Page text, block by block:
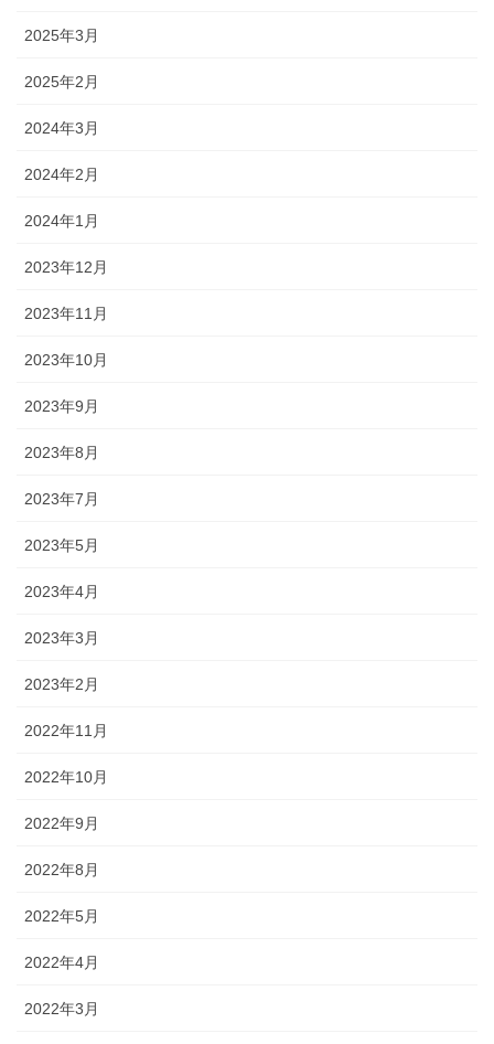
2025年3月
2025年2月
2024年3月
2024年2月
2024年1月
2023年12月
2023年11月
2023年10月
2023年9月
2023年8月
2023年7月
2023年5月
2023年4月
2023年3月
2023年2月
2022年11月
2022年10月
2022年9月
2022年8月
2022年5月
2022年4月
2022年3月